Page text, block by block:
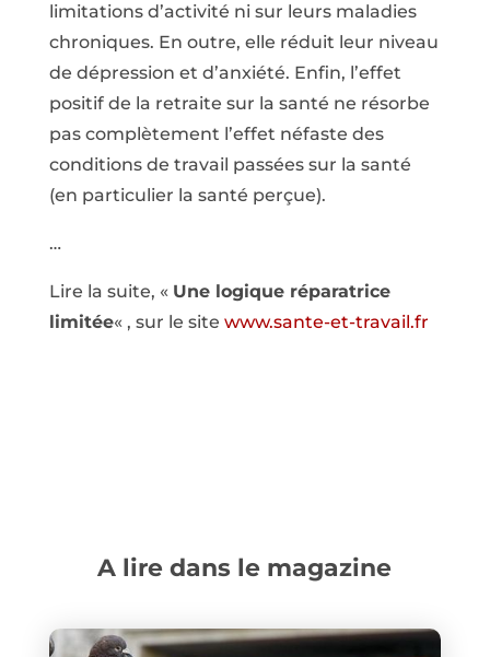
limitations d’activité ni sur leurs maladies
chroniques. En outre, elle réduit leur niveau
de dépression et d’anxiété. Enfin, l’effet
positif de la retraite sur la santé ne résorbe
pas complètement l’effet néfaste des
conditions de travail passées sur la santé
(en particulier la santé perçue).
…
Lire la suite, « Une logique réparatrice
limitée« , sur le site www.sante-et-travail.fr
A lire dans le magazine